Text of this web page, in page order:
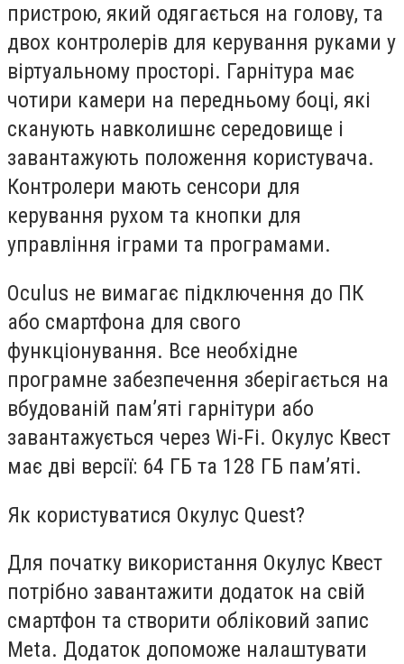
пристрою, який одягається на голову, та
двох контролерів для керування руками у
віртуальному просторі. Гарнітура має
чотири камери на передньому боці, які
сканують навколишнє середовище i
завантажують положення користувача.
Контролери мають сенсори для
керування рухом та кнопки для
управління іграми та програмами.
Oculus не вимагає підключення до ПК
або смартфона для свого
функціонування. Все необхідне
програмне забезпечення зберігається на
вбудованій пам’яті гарнітури або
завантажується через Wi-Fi. Окулус Квест
має дві версії: 64 ГБ та 128 ГБ пам’яті.
Як користуватися Окулус Quest?
Для початку використання Окулус Квест
потрібно завантажити додаток на свій
смартфон та створити обліковий запис
Meta. Додаток допоможе налаштувати